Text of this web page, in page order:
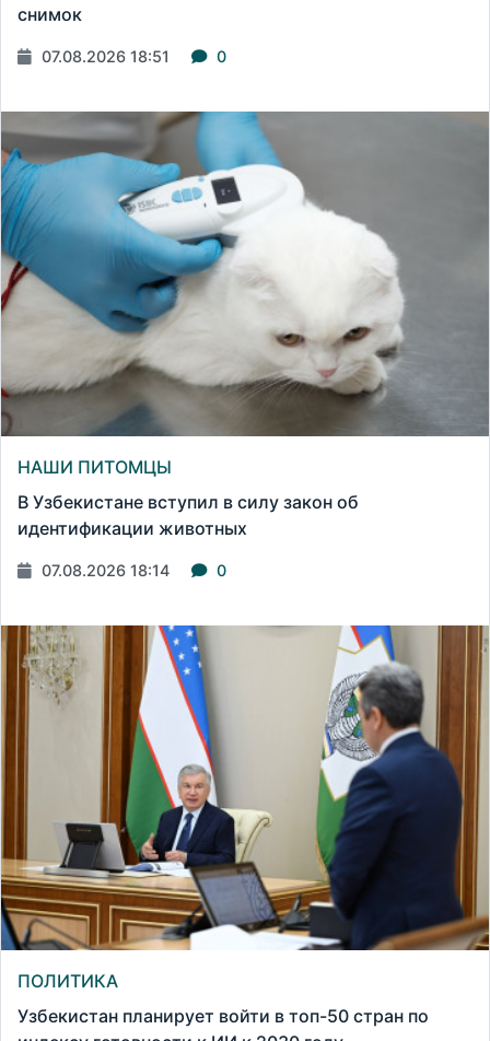
снимок
07.08.2026 18:51 0
НАШИ ПИТОМЦЫ
В Узбекистане вступил в силу закон об
идентификации животных
07.08.2026 18:14 0
ПОЛИТИКА
Узбекистан планирует войти в топ-50 стран по